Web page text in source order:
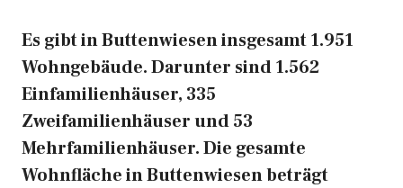
Es gibt in Buttenwiesen insgesamt 1.951
Wohngebäude. Darunter sind 1.562
Einfamilienhäuser, 335
Zweifamilienhäuser und 53
Mehrfamilienhäuser. Die gesamte
Wohnfläche in Buttenwiesen beträgt